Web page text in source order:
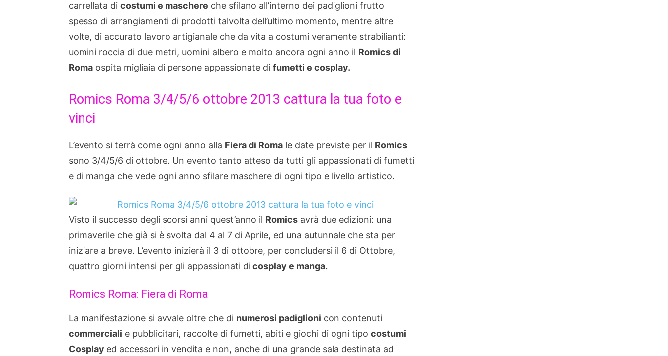
carrellata di costumi e maschere che sfilano all’interno dei padiglioni frutto
spesso di arrangiamenti di prodotti talvolta dell’ultimo momento, mentre altre
volte, di accurato lavoro artigianale che da vita a costumi veramente strabilianti:
uomini roccia di due metri, uomini albero e molto ancora ogni anno il Romics di
Roma ospita migliaia di persone appassionate di fumetti e cosplay.
Romics Roma 3/4/5/6 ottobre 2013 cattura la tua foto e
vinci
L’evento si terrà come ogni anno alla Fiera di Roma le date previste per il Romics
sono 3/4/5/6 di ottobre. Un evento tanto atteso da tutti gli appassionati di fumetti
e di manga che vede ogni anno sfilare maschere di ogni tipo e livello artistico.
Visto il successo degli scorsi anni quest’anno il Romics avrà due edizioni: una
primaverile che già si è svolta dal 4 al 7 di Aprile, ed una autunnale che sta per
iniziare a breve. L’evento inizierà il 3 di ottobre, per concludersi il 6 di Ottobre,
quattro giorni intensi per gli appassionati di cosplay e manga.
Romics Roma: Fiera di Roma
La manifestazione si avvale oltre che di numerosi padiglioni con contenuti
commerciali e pubblicitari, raccolte di fumetti, abiti e giochi di ogni tipo costumi
Cosplay ed accessori in vendita e non, anche di una grande sala destinata ad